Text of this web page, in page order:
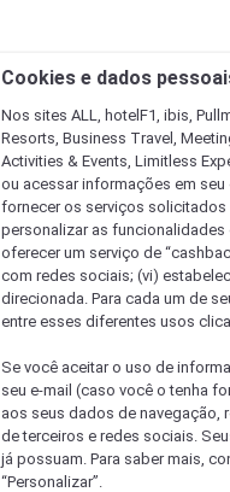
Cookies e dados
Nos sites ALL, hotelF1, ibis,
Resorts, Business Travel,
Activities & Events, Limitless
ou acessar informações em
fornecer os serviços solicitados
personalizar as
oferecer um serviço de
com redes sociais; (vi)
direcionada. Para cada um de
entre esses diferentes usos
Se você aceitar o uso de
seu e-mail (caso você o tenha
aos seus dados de navegação,
de terceiros e redes sociais.
já possuam. Para saber mais,
“Personalizar”.